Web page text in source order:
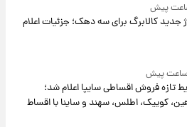
جدید کالابرگ برای سه دهک؛ جزئیات اعلام
تازه فروش اقساطی سایپا اعلام شد؛
کوییک، اطلس، سهند و ساینا با اقساط
+ جدول